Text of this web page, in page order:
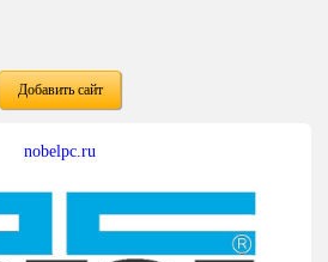
Добавить сайт
nobelpc.ru